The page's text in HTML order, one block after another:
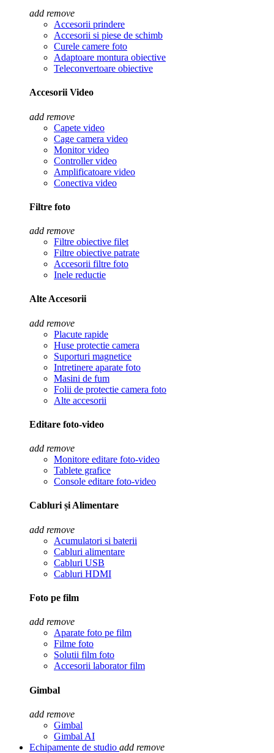
add remove
Accesorii prindere
Accesorii si piese de schimb
Curele camere foto
Adaptoare montura obiective
Teleconvertoare obiective
Accesorii Video
add remove
Capete video
Cage camera video
Monitor video
Controller video
Amplificatoare video
Conectiva video
Filtre foto
add remove
Filtre obiective filet
Filtre obiective patrate
Accesorii filtre foto
Inele reductie
Alte Accesorii
add remove
Placute rapide
Huse protectie camera
Suporturi magnetice
Intretinere aparate foto
Masini de fum
Folii de protectie camera foto
Alte accesorii
Editare foto-video
add remove
Monitore editare foto-video
Tablete grafice
Console editare foto-video
Cabluri și Alimentare
add remove
Acumulatori si baterii
Cabluri alimentare
Cabluri USB
Cabluri HDMI
Foto pe film
add remove
Aparate foto pe film
Filme foto
Solutii film foto
Accesorii laborator film
Gimbal
add remove
Gimbal
Gimbal AI
Echipamente de studio add remove